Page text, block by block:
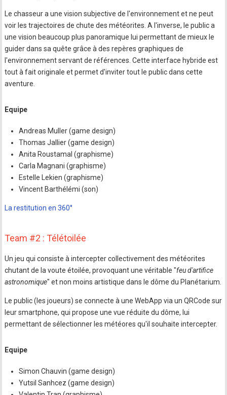
Le chasseur a une vision subjective de l'environnement et ne peut
voir les trajectoires de chute des météorites. A l'inverse, le public a
une vision beaucoup plus panoramique lui permettant de mieux le
guider dans sa quête grâce à des repères graphiques de
l'environnement servant de références. Cette interface hybride est
tout à fait originale et permet d'inviter tout le public dans cette
aventure.
Equipe
Andreas Muller (game design)
Thomas Jallier (game design)
Anita Roustamal (graphisme)
Carla Magnani (graphisme)
Estelle Lekien (graphisme)
Vincent Barthélémi (son)
La restitution en 360°
Team #2 : Télétoilée
Un jeu qui consiste à intercepter collectivement des météorites
chutant de la voute étoilée, provoquant une véritable "feu d'artifice
astronomique" et non moins artistique dans le dôme du Planétarium.
Le public (les joueurs) se connecte à une WebApp via un QRCode sur
leur smartphone, qui propose une vue réduite du dôme, lui
permettant de sélectionner les météores qu'il souhaite intercepter.
Equipe
Simon Chauvin (game design)
Yutsil Sanhcez (game design)